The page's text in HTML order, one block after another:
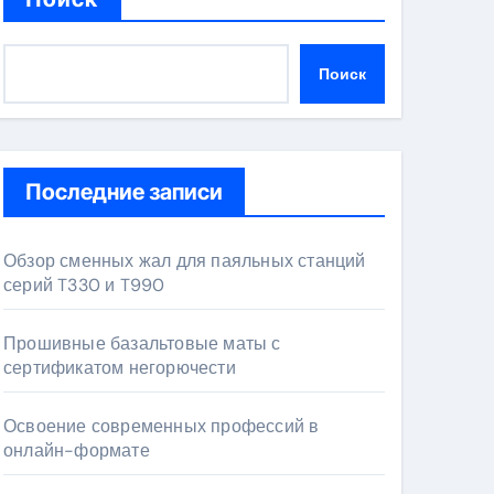
Поиск
Последние записи
Обзор сменных жал для паяльных станций
серий T330 и T990
Прошивные базальтовые маты с
сертификатом негорючести
Освоение современных профессий в
онлайн-формате